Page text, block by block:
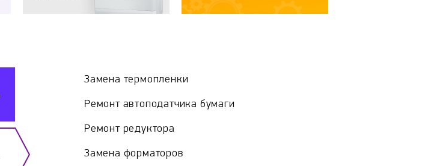
Замена термопленки
Ремонт автоподатчика бумаги
Ремонт редуктора
Замена форматоров